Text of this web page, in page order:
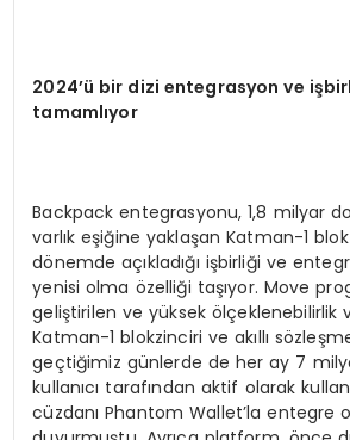
2024’ü bir dizi entegrasyon ve
tamamlıyor
Backpack entegrasyonu, 1,8 milyar
varlık eşiğine yaklaşan Katman-1
dönemde açıkladığı işbirliği ve
yenisi olma özelliği taşıyor. Move
geliştirilen ve yüksek ölçeklenebilirlik
Katman-1 blokzinciri ve akıllı
geçtiğimiz günlerde de her ay 7
kullanıcı tarafından aktif olarak
cüzdanı Phantom Wallet’la entegre